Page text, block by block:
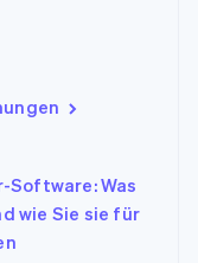
Software: Was
wie Sie sie für